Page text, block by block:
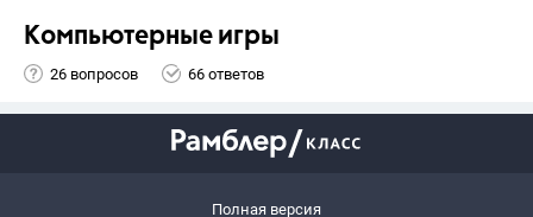
Компьютерные игры
26 вопросов 66 ответов
Полная версия